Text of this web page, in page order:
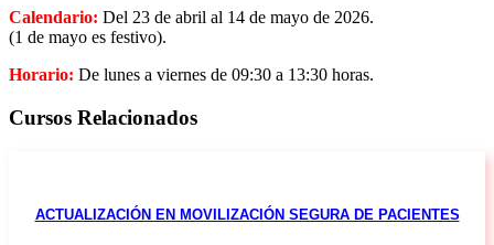
Calendario: Del 23 de abril al 14 de mayo de 2026.
(1 de mayo es festivo).
Horario: De lunes a viernes de 09:30 a 13:30 horas.
Cursos Relacionados
ACTUALIZACIÓN EN MOVILIZACIÓN SEGURA DE PACIENTES